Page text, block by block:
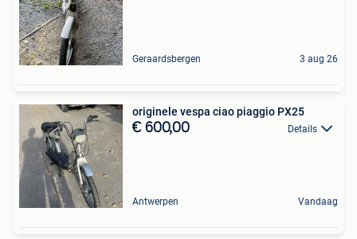
Geraardsbergen 3 aug 26
originele vespa ciao piaggio PX25
€ 600,00 Details
Antwerpen Vandaag